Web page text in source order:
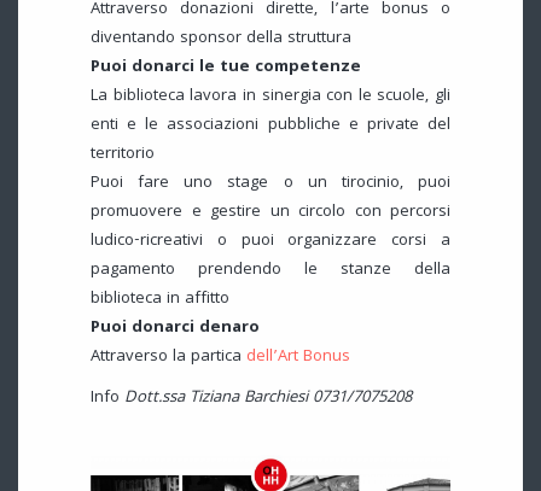
Attraverso donazioni dirette, l’arte bonus o
diventando sponsor della struttura
Puoi donarci le tue competenze
La biblioteca lavora in sinergia con le scuole, gli
enti e le associazioni pubbliche e private del
territorio
Puoi fare uno stage o un tirocinio, puoi
promuovere e gestire un circolo con percorsi
ludico-ricreativi o puoi organizzare corsi a
pagamento prendendo le stanze della
biblioteca in affitto
Puoi donarci denaro
Attraverso la partica dell’Art Bonus
Info Dott.ssa Tiziana Barchiesi 0731/7075208